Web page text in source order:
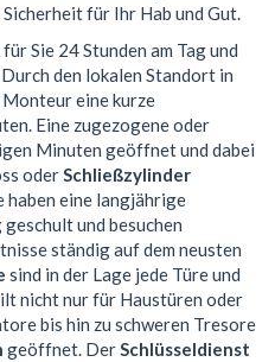
für Ihr Hab und Gut.
Sie 24 Stunden am Tag und
den lokalen Standort in
eine kurze
Eine zugezogene oder
Minuten geöffnet und dabei
oderSchließzylinder
haben eine langjährige
und besuchen
ständig auf dem neusten
sind in der Lage jede Türe und
nicht nur für Haustüren oder
bis hin zu schweren Tresore
geöffnet. DerSchlüsseldienst